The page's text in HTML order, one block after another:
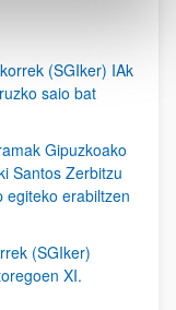
(SGIker) IAk
saio bat
Gipuzkoako
Santos Zerbitzu
egiteko erabiltzen
(SGIker)
XI.